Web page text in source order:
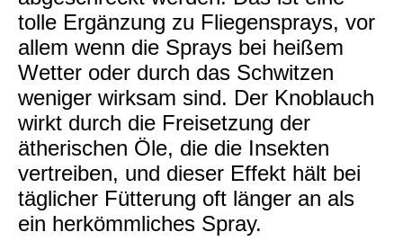
tolle Ergänzung zu Fliegensprays, vor
allem wenn die Sprays bei heißem
Wetter oder durch das Schwitzen
weniger wirksam sind. Der Knoblauch
wirkt durch die Freisetzung der
ätherischen Öle, die die Insekten
vertreiben, und dieser Effekt hält bei
täglicher Fütterung oft länger an als
ein herkömmliches Spray.